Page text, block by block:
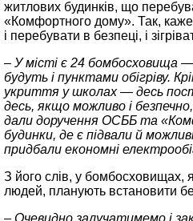
житлових будинків, що
«Комфортного дому». Так,
і перебувати в безпеці, і
– У місті є 24 бомбосховища
будуть і пунктами обігріву.
укриття у школах — десь
десь, якщо можливо і
дали доручення ОСББ та
будинки, де є підвали й
придбали економні
З його слів, у бомбосховищах,
людей, планують встановити
– Очевидно залучатимемо і